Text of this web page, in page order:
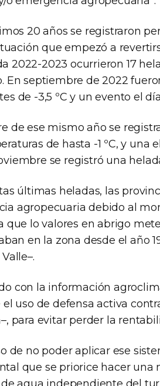
20 años se registraron
que empezó a
2022-2023 ocurrieron 17
En septiembre de 2022
de -3,5 ºC y un evento el
de ese mismo año se
de hasta -1 ºC, y una
se registró una
últimas heladas, las
agropecuaria debido al
que lo valores en abrigo
en la zona desde el año
con la información
uso de defensa activa
para evitar perder la
de no poder aplicar ese
que se priorice hacer una